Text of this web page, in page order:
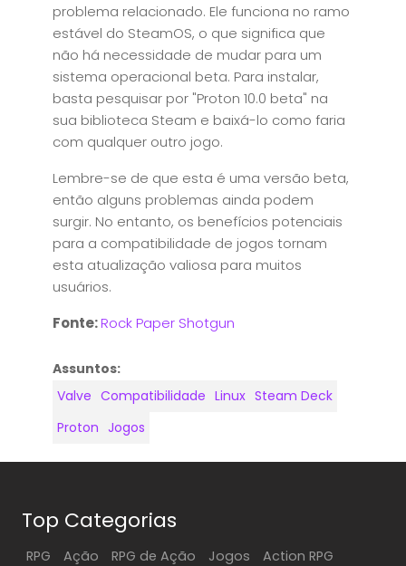
problema relacionado. Ele funciona no ramo
estável do SteamOS, o que significa que
não há necessidade de mudar para um
sistema operacional beta. Para instalar,
basta pesquisar por "Proton 10.0 beta" na
sua biblioteca Steam e baixá-lo como faria
com qualquer outro jogo.
Lembre-se de que esta é uma versão beta,
então alguns problemas ainda podem
surgir. No entanto, os benefícios potenciais
para a compatibilidade de jogos tornam
esta atualização valiosa para muitos
usuários.
Fonte:Rock Paper Shotgun
Assuntos:
Valve Compatibilidade Linux Steam Deck
Proton Jogos
Top Categorias
RPG Ação RPG de Ação Jogos Action RPG